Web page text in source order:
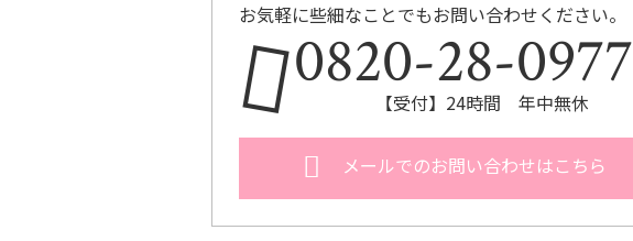
お気軽に些細なことでもお問い合わせください。
0820-28-0977
【受付】24時間 年中無休
メールでのお問い合わせはこちら